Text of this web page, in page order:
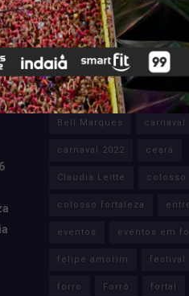
Tags
Anitta Axé Banda
Bell Marques carnaval
carnaval 2022 ceará
Claudia Leitte colosso
colosso fortaleza
eventos eventos em
felipe amorim festival
forro Forró fortal